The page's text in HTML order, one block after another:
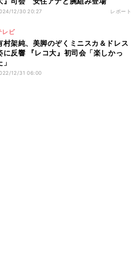
12/30 20:27 レポート
レビ
村架純、美脚のぞくミニスカ＆ドレス
に反響 『レコ大』初司会「楽しかっ
」
12/31 06:00